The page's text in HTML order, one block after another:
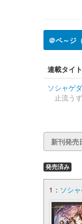
＠ペ～ジ
連載タイ
ソシャゲ
止流うず
新刊発売
発売済み
1： ソシ